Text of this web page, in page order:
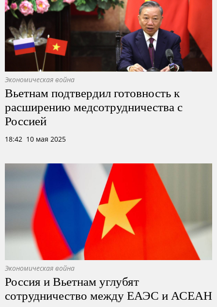
Экономическая война
Вьетнам подтвердил готовность к
расширению медсотрудничества с
Россией
18:42 10 мая 2025
Экономическая война
Россия и Вьетнам углубят
сотрудничество между ЕАЭС и АСЕАН